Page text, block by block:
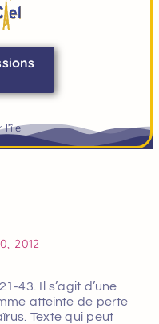
2012
43. Il s’agit d’une
atteinte de perte
Texte qui peut